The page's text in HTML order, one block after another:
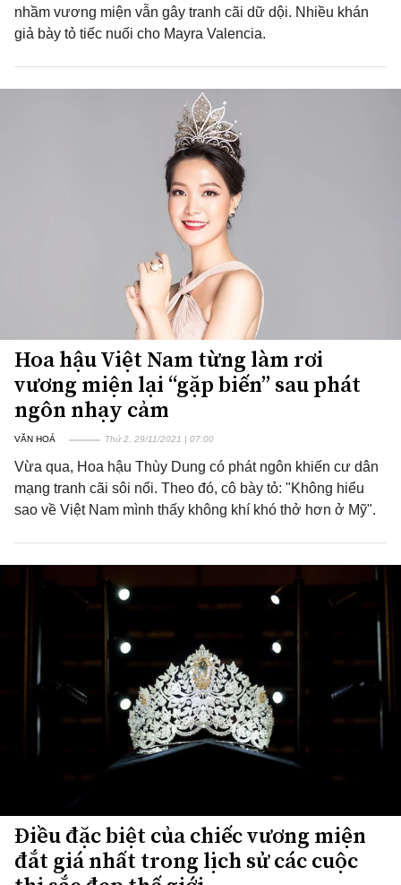
nhầm vương miện vẫn gây tranh cãi dữ dội. Nhiều khán
giả bày tỏ tiếc nuối cho Mayra Valencia.
Hoa hậu Việt Nam từng làm rơi
vương miện lại “gặp biến” sau phát
ngôn nhạy cảm
VĂN HOÁ Thứ 2, 29/11/2021 | 07:00
Vừa qua, Hoa hậu Thùy Dung có phát ngôn khiến cư dân
mạng tranh cãi sôi nổi. Theo đó, cô bày tỏ: "Không hiểu
sao về Việt Nam mình thấy không khí khó thở hơn ở Mỹ".
Điều đặc biệt của chiếc vương miện
đắt giá nhất trong lịch sử các cuộc